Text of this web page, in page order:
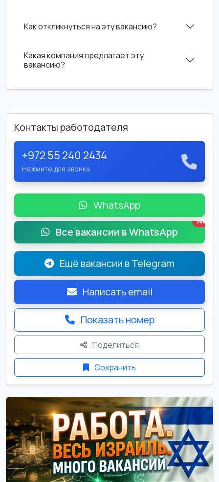
Как откликнуться на эту вакансию?
Какая компания предлагает эту
вакансию?
Контакты работодателя
+972 55 240 2434
Нажмите для звонка
WhatsApp
Все вакансии в WhatsApp
New
Ещё вакансии в Telegram
Написать email
Показать номер
Поделиться
Сохранить